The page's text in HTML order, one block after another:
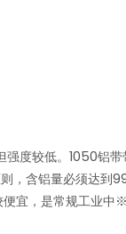
度较低。1050铝
，含铝量必须达
宜，是常规工业